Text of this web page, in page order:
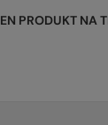
PRODUKT NA